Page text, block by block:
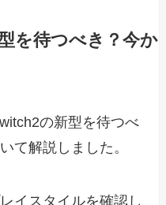
を待つべき？今か
の新型を待つべ
て解説しました。
イスタイルを確認し